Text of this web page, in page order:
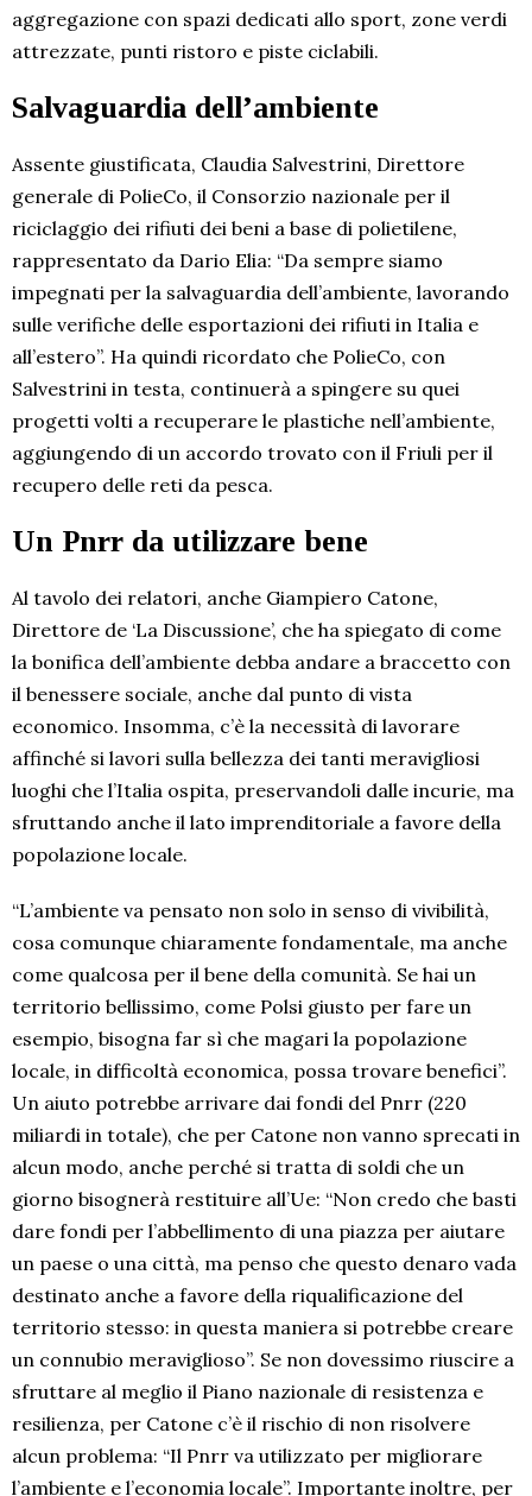
aggregazione con spazi dedicati allo sport, zone verdi
attrezzate, punti ristoro e piste ciclabili.
Salvaguardia dell’ambiente
Assente giustificata, Claudia Salvestrini, Direttore
generale di PolieCo, il Consorzio nazionale per il
riciclaggio dei rifiuti dei beni a base di polietilene,
rappresentato da Dario Elia: “Da sempre siamo
impegnati per la salvaguardia dell’ambiente, lavorando
sulle verifiche delle esportazioni dei rifiuti in Italia e
all’estero”. Ha quindi ricordato che PolieCo, con
Salvestrini in testa, continuerà a spingere su quei
progetti volti a recuperare le plastiche nell’ambiente,
aggiungendo di un accordo trovato con il Friuli per il
recupero delle reti da pesca.
Un Pnrr da utilizzare bene
Al tavolo dei relatori, anche Giampiero Catone,
Direttore de ‘La Discussione’, che ha spiegato di come
la bonifica dell’ambiente debba andare a braccetto con
il benessere sociale, anche dal punto di vista
economico. Insomma, c’è la necessità di lavorare
affinché si lavori sulla bellezza dei tanti meravigliosi
luoghi che l’Italia ospita, preservandoli dalle incurie, ma
sfruttando anche il lato imprenditoriale a favore della
popolazione locale.
“L’ambiente va pensato non solo in senso di vivibilità,
cosa comunque chiaramente fondamentale, ma anche
come qualcosa per il bene della comunità. Se hai un
territorio bellissimo, come Polsi giusto per fare un
esempio, bisogna far sì che magari la popolazione
locale, in difficoltà economica, possa trovare benefici”.
Un aiuto potrebbe arrivare dai fondi del Pnrr (220
miliardi in totale), che per Catone non vanno sprecati in
alcun modo, anche perché si tratta di soldi che un
giorno bisognerà restituire all’Ue: “Non credo che basti
dare fondi per l’abbellimento di una piazza per aiutare
un paese o una città, ma penso che questo denaro vada
destinato anche a favore della riqualificazione del
territorio stesso: in questa maniera si potrebbe creare
un connubio meraviglioso”. Se non dovessimo riuscire a
sfruttare al meglio il Piano nazionale di resistenza e
resilienza, per Catone c’è il rischio di non risolvere
alcun problema: “Il Pnrr va utilizzato per migliorare
l’ambiente e l’economia locale”. Importante inoltre, per